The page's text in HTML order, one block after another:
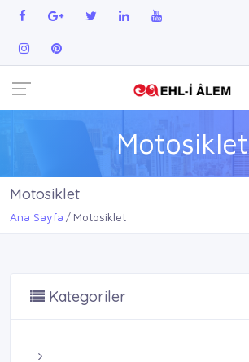
Motosiklet
Motosiklet
Ana Sayfa Motosiklet
Kategoriler